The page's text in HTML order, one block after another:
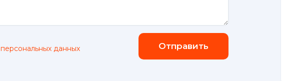
персональных данных Отправить